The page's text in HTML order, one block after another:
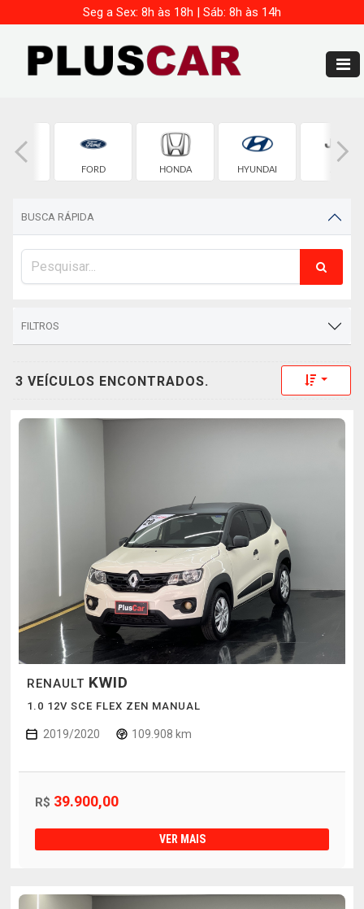
Seg a Sex: 8h às 18h | Sáb: 8h às 14h
FORD HONDA HYUNDAI
BUSCA RÁPIDA
FILTROS
3 VEÍCULOS ENCONTRADOS. Toggle
RENAULT KWID
1.0 12V SCE FLEX ZEN MANUAL
2019/2020 109.908 km
R$ 39.900,00
VER MAIS